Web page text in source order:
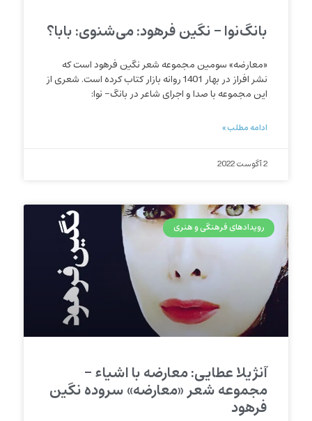
بانگ‌نوا – نگین فرهود: می‌شنوی: بابا؟
«معارضه» سومین مجموعه شعر نگین فرهود است که
نشر افراز در بهار 1401 روانه بازار کتاب کرده است. شعری از
این مجموعه با صدا و اجرای شاعر در بانگ- نوا:
ادامه مطلب »
2 آگوست 2022
رویدادهای فرهنگی و هنری
آنژیلا عطایی: معارضه با اشیاء –
مجموعه شعر «معارضه» سروده نگین
فرهود